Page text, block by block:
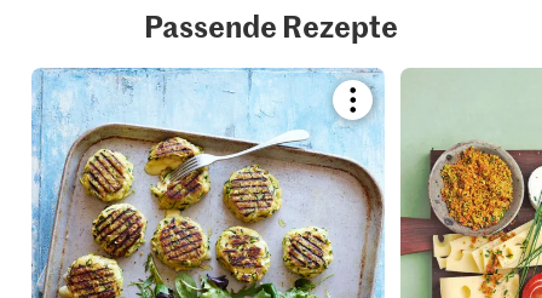
Passende Rezepte
Bookmark
recipe
or
add
it
to
your
collections.